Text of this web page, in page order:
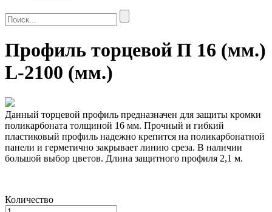
Профиль торцевой П 16 (мм.)
L-2100 (мм.)
Данный торцевой профиль предназначен для защиты кромки
поликарбоната толщиной 16 мм. Прочный и гибкий
пластиковый профиль надежно крепится на поликарбонатной
панели и герметично закрывает линию среза. В наличии
большой выбор цветов. Длина защитного профиля 2,1 м.
Количество